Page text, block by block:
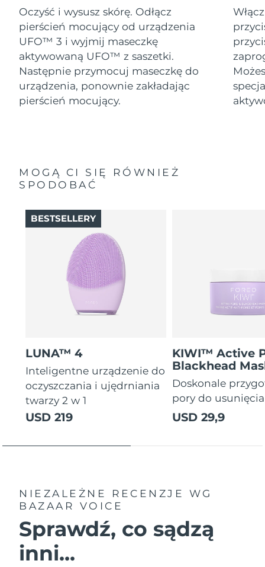
Oczyść i wysusz skórę. Odłącz
pierścień mocujący od urządzenia
UFO™ 3 i wyjmij maseczkę
aktywowaną UFO™ z saszetki.
Następnie przymocuj maseczkę do
urządzenia, ponownie zakładając
pierścień mocujący.
MOGĄ CI SIĘ RÓWNIEŻ
SPODOBAĆ
LUNA™ 4
Inteligentne urządzenie do
oczyszczania i ujędrniania
twarzy 2 w 1
USD 219
BESTSELLERY
KIWI™ Active
Blackhead
Doskonale
pory do
USD 29,9
NIEZALEŻNE RECENZJE
WG
BAZAAR VOICE
Sprawdź, co sądzą
inni...